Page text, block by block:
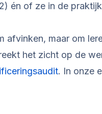
én of ze in de
afvinken, maar om
het zicht op de
. In onze